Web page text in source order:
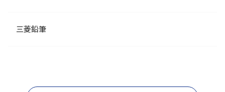
三菱鉛筆